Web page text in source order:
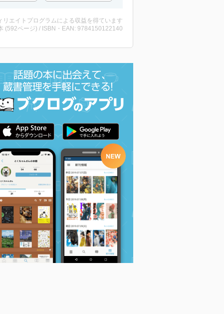
リエイトプログラムによる収益を得ています
(592ページ) / ISBN・EAN: 9784150122140